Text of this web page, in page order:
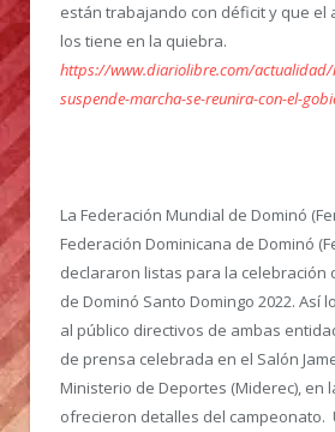
están trabajando con déficit y que el
los tiene en la quiebra.
https://www.diariolibre.com/
suspende-marcha-se-reunira-con-el-
La Federación Mundial de Dominó
Federación Dominicana de Dominó
declararon listas para la celebración
de Dominó Santo Domingo 2022. Así
al público directivos de ambas
de prensa celebrada en el Salón
Ministerio de Deportes (Miderec), en
ofrecieron detalles del campeonato.